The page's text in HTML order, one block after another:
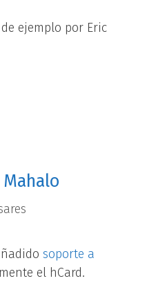
ejemplo por Eric
soporte a
el hCard.